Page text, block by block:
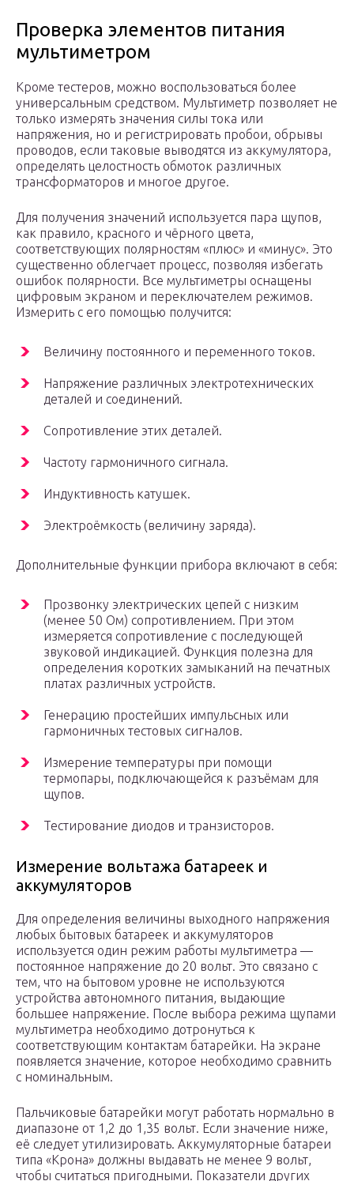
Проверка элементов питания
мультиметром
Кроме тестеров, можно воспользоваться более
универсальным средством. Мультиметр позволяет не
только измерять значения силы тока или
напряжения, но и регистрировать пробои, обрывы
проводов, если таковые выводятся из аккумулятора,
определять целостность обмоток различных
трансформаторов и многое другое.
Для получения значений используется пара щупов,
как правило, красного и чёрного цвета,
соответствующих полярностям «плюс» и «минус». Это
существенно облегчает процесс, позволяя избегать
ошибок полярности. Все мультиметры оснащены
цифровым экраном и переключателем режимов.
Измерить с его помощью получится:
Величину постоянного и переменного токов.
Напряжение различных электротехнических
деталей и соединений.
Сопротивление этих деталей.
Частоту гармоничного сигнала.
Индуктивность катушек.
Электроёмкость (величину заряда).
Дополнительные функции прибора включают в себя:
Прозвонку электрических цепей с низким
(менее 50 Ом) сопротивлением. При этом
измеряется сопротивление с последующей
звуковой индикацией. Функция полезна для
определения коротких замыканий на печатных
платах различных устройств.
Генерацию простейших импульсных или
гармоничных тестовых сигналов.
Измерение температуры при помощи
термопары, подключающейся к разъёмам для
щупов.
Тестирование диодов и транзисторов.
Измерение вольтажа батареек и
аккумуляторов
Для определения величины выходного напряжения
любых бытовых батареек и аккумуляторов
используется один режим работы мультиметра —
постоянное напряжение до 20 вольт. Это связано с
тем, что на бытовом уровне не используются
устройства автономного питания, выдающие
большее напряжение. После выбора режима щупами
мультиметра необходимо дотронуться к
соответствующим контактам батарейки. На экране
появляется значение, которое необходимо сравнить
с номинальным.
Пальчиковые батарейки могут работать нормально в
диапазоне от 1,2 до 1,35 вольт. Если значение ниже,
её следует утилизировать. Аккумуляторные батареи
типа «Крона» должны выдавать не менее 9 вольт,
чтобы считаться пригодными. Показатели других